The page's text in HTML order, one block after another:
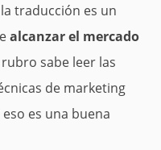
traducción es un
alcanzar el mercado
sabe leer las
de marketing
eso es una buena